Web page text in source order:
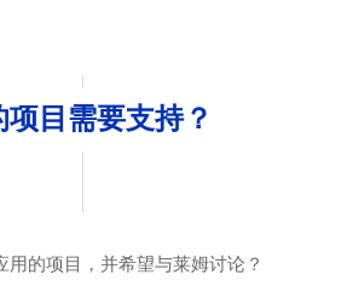
项目需要支持？
用的项目，并希望与莱姆讨论？